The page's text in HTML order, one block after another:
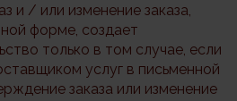
и / или изменение заказа,
форме, создает
только в том случае, если
услуг в письменной
заказа или изменение